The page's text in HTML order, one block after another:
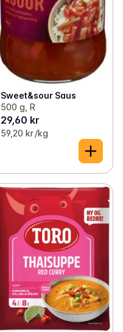
Sweet&sour Saus
500 g, R
29,60 kr
59,20 kr /kg